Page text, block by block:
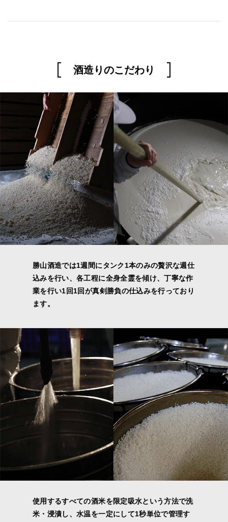
酒造りのこだわり
勝山酒造では1週間にタンク1本のみの贅沢な週仕
込みを行い、各工程に全身全霊を傾け、丁寧な作
業を行い1回1回が真剣勝負の仕込みを行っており
ます。
使用するすべての酒米を限定吸水という方法で洗
米・浸漬し、水温を一定にして1秒単位で管理す